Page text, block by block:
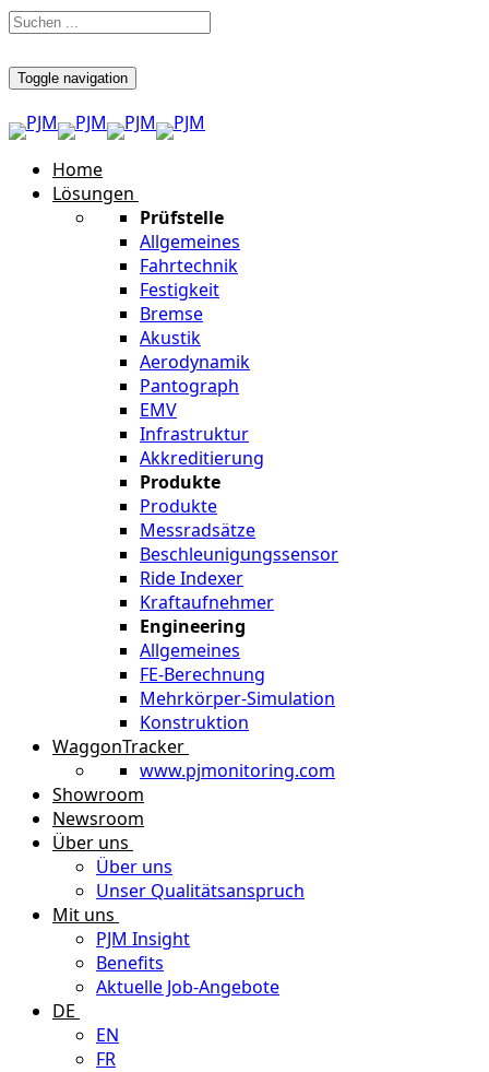
Toggle navigation
Home
Lösungen
Prüfstelle
Allgemeines
Fahrtechnik
Festigkeit
Bremse
Akustik
Aerodynamik
Pantograph
EMV
Infrastruktur
Akkreditierung
Produkte
Produkte
Messradsätze
Beschleunigungssensor
Ride Indexer
Kraftaufnehmer
Engineering
Allgemeines
FE-Berechnung
Mehrkörper-Simulation
Konstruktion
WaggonTracker
www.pjmonitoring.com
Showroom
Newsroom
Über uns
Über uns
Unser Qualitätsanspruch
Mit uns
PJM Insight
Benefits
Aktuelle Job-Angebote
DE
EN
FR